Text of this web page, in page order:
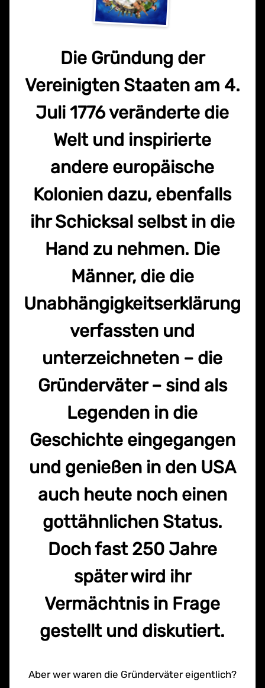
Die Gründung der
Vereinigten Staaten am 4.
Juli 1776 veränderte die
Welt und inspirierte
andere europäische
Kolonien dazu, ebenfalls
ihr Schicksal selbst in die
Hand zu nehmen. Die
Männer, die die
Unabhängigkeitserklärung
verfassten und
unterzeichneten – die
Gründerväter – sind als
Legenden in die
Geschichte eingegangen
und genießen in den USA
auch heute noch einen
gottähnlichen Status.
Doch fast 250 Jahre
später wird ihr
Vermächtnis in Frage
gestellt und diskutiert.
Aber wer waren die Gründerväter eigentlich?